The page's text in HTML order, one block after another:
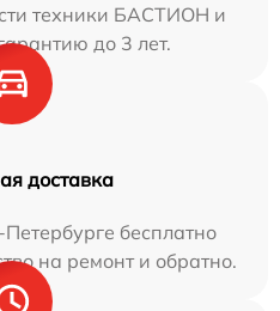
техники БАСТИОН и
до 3 лет.
доставка
бесплатно
на ремонт и обратно.